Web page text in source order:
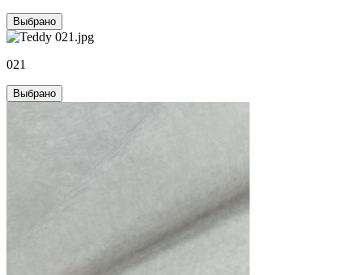
Выбрано
021
Выбрано